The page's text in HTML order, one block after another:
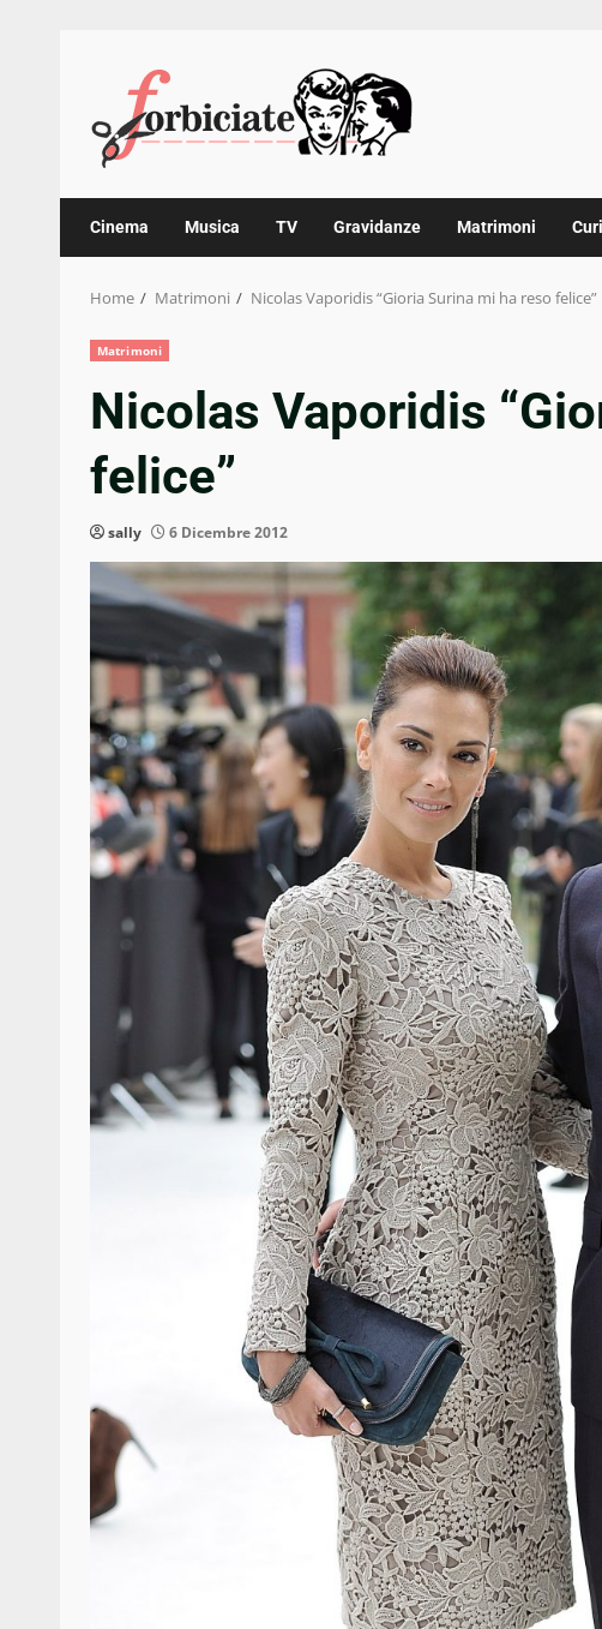
content
Cinema Musica TV Gravidanze Matrimoni
Home Matrimoni Nicolas Vaporidis “Gioria Surina mi ha reso felice”
Matrimoni
Nicolas Vaporidis
felice”
sally 6 Dicembre 2012